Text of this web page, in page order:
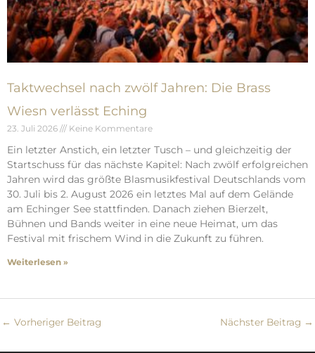
Taktwechsel nach zwölf Jahren: Die Brass
Wiesn verlässt Eching
23. Juli 2026 Keine Kommentare
Ein letzter Anstich, ein letzter Tusch – und gleichzeitig der
Startschuss für das nächste Kapitel: Nach zwölf erfolgreichen
Jahren wird das größte Blasmusikfestival Deutschlands vom
30. Juli bis 2. August 2026 ein letztes Mal auf dem Gelände
am Echinger See stattfinden. Danach ziehen Bierzelt,
Bühnen und Bands weiter in eine neue Heimat, um das
Festival mit frischem Wind in die Zukunft zu führen.
Weiterlesen »
← Vorheriger Beitrag Nächster Beitrag →